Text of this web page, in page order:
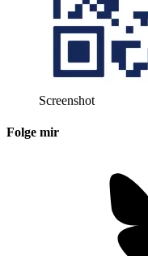
Screenshot
Folge mir